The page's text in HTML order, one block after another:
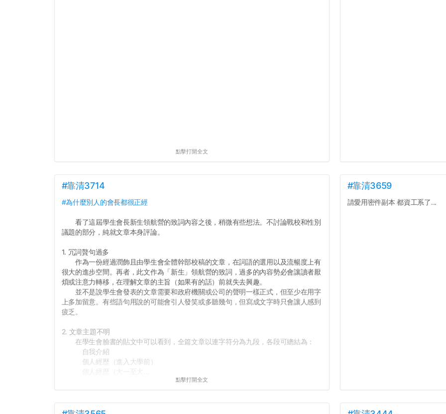
點擊打開全文
#靠清3714
#為什麼別人的會長都很正經
看了這屆學生會長新生領航營的致詞內容之後，稍微有些想法。不討論戰校和性別
議題的部分，純就文章本身評論。
1. 冗詞贅句過多
作為一份經過潤飾且由學生會全體幹部校稿的文章，在詞語的選用以及流暢度上有
很大的進步空間。再者，此文作為「新生」領航營的致詞，過多的內容勢必會讓讀者厭
煩或注意力轉移，在理解文章的主旨（如果有的話）前就失去興趣。
並不是說學生會發表的文章需要和政府機關或公司的聲明一樣正式，但至少在用字
上多加留意。有些語句用說的可能會引人發笑或多聽幾句，但寫成文字時只會讓人感到
疲乏。
2. 文章主題不明
在學生會臉書的貼文中可以看到，全篇文章以連字符分為九段，各段可總結為：
自我介紹
個人經歷（進入大學前）
點擊打開全文
#靠清3659
請愛用密件副本 都資工系了...